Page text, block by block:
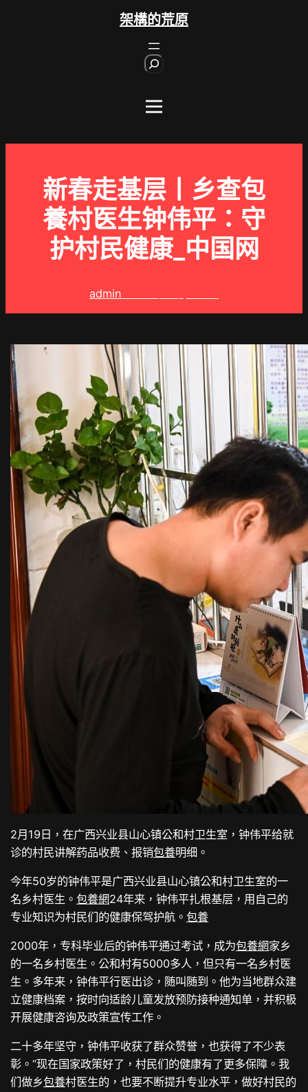
架構的荒原
新春走基层丨乡查包
養村医生钟伟平：守
护村民健康_中国网
admin
2月19日，在广西兴业县山心镇公和村卫生室，钟伟平给就
诊的村民讲解药品收费、报销包養明细。
今年50岁的钟伟平是广西兴业县山心镇公和村卫生室的一
名乡村医生。包養網24年来，钟伟平扎根基层，用自己的
专业知识为村民们的健康保驾护航。包養
2000年，专科毕业后的钟伟平通过考试，成为包養網家乡
的一名乡村医生。公和村有5000多人，但只有一名乡村医
生。多年来，钟伟平行医出诊，随叫随到。他为当地群众建
立健康档案，按时向适龄儿童发放预防接种通知单，并积极
开展健康咨询及政策宣传工作。
二十多年坚守，钟伟平收获了群众赞誉，也获得了不少表
彰。“现在国家政策好了，村民们的健康有了更多保障。我
们做乡包養村医生的，也要不断提升专业水平，做好村民的